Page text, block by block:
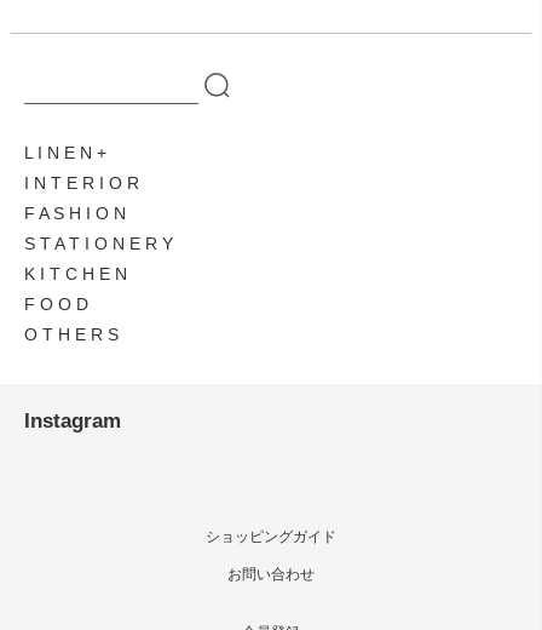
L I N E N
I N T E R I O R
F A S H I O N
S T A T I O N E R Y
K I T C H E N
F O O D
O T H E R S
Instagram
ショッピングガイド
お問い合わせ